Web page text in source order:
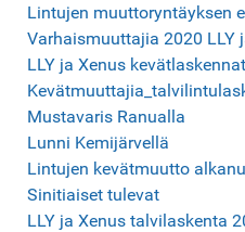
Lintujen muuttoryntäyksen
Varhaismuuttajia 2020 LLY
LLY ja Xenus
Mustavaris Ranualla
Lunni Kemijärvellä
Lintujen kevätmuutto
Sinitiaiset tulevat
LLY ja Xenus talvilaskenta